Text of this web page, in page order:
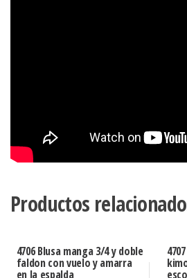
Productos
4706 Blusa manga 3/4 y doble
faldon con vuelo y amarra
en la espalda